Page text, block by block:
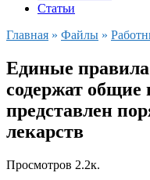
Статьи
Главная » Файлы »
Единые
содержат общие
представлен
лекарств
Просмотров 2.2к.